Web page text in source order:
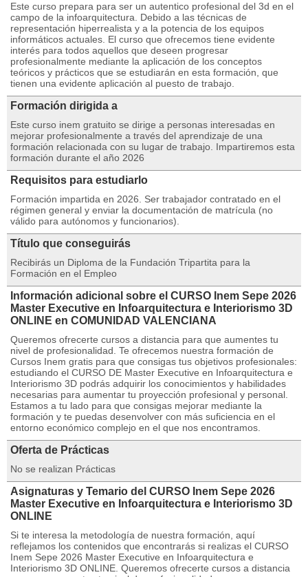
Este curso prepara para ser un autentico profesional del 3d en el
campo de la infoarquitectura. Debido a las técnicas de
representación hiperrealista y a la potencia de los equipos
informáticos actuales. El curso que ofrecemos tiene evidente
interés para todos aquellos que deseen progresar
profesionalmente mediante la aplicación de los conceptos
teóricos y prácticos que se estudiarán en esta formación, que
tienen una evidente aplicación al puesto de trabajo.
Formación dirigida a
Este curso inem gratuito se dirige a personas interesadas en
mejorar profesionalmente a través del aprendizaje de una
formación relacionada con su lugar de trabajo. Impartiremos esta
formación durante el año 2026
Requisitos para estudiarlo
Formación impartida en 2026. Ser trabajador contratado en el
régimen general y enviar la documentación de matrícula (no
válido para autónomos y funcionarios).
Título que conseguirás
Recibirás un Diploma de la Fundación Tripartita para la
Formación en el Empleo
Información adicional sobre el CURSO Inem Sepe 2026
Master Executive en Infoarquitectura e Interiorismo 3D
ONLINE en COMUNIDAD VALENCIANA
Queremos ofrecerte cursos a distancia para que aumentes tu
nivel de profesionalidad. Te ofrecemos nuestra formación de
Cursos Inem gratis para que consigas tus objetivos profesionales:
estudiando el CURSO DE Master Executive en Infoarquitectura e
Interiorismo 3D podrás adquirir los conocimientos y habilidades
necesarias para aumentar tu proyección profesional y personal.
Estamos a tu lado para que consigas mejorar mediante la
formación y te puedas desenvolver con más suficiencia en el
entorno económico complejo en el que nos encontramos.
Oferta de Prácticas
No se realizan Prácticas
Asignaturas y Temario del CURSO Inem Sepe 2026
Master Executive en Infoarquitectura e Interiorismo 3D
ONLINE
Si te interesa la metodología de nuestra formación, aquí
reflejamos los contenidos que encontrarás si realizas el CURSO
Inem Sepe 2026 Master Executive en Infoarquitectura e
Interiorismo 3D ONLINE. Queremos ofrecerte cursos a distancia